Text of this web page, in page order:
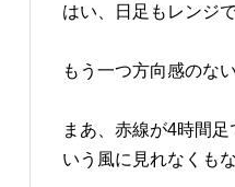
はい、日足もレンジで
もう一つ方向感のな
まあ、赤線が4時間
いう風に見れなくも